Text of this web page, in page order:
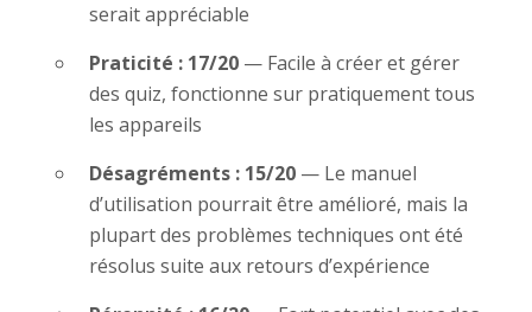
serait appréciable
Praticité : 17/20 — Facile à créer et gérer
des quiz, fonctionne sur pratiquement tous
les appareils
Désagréments : 15/20 — Le manuel
d’utilisation pourrait être amélioré, mais la
plupart des problèmes techniques ont été
résolus suite aux retours d’expérience